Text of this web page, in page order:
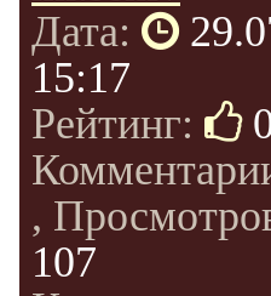
Дата:
15:17
Рейтинг:
,
107